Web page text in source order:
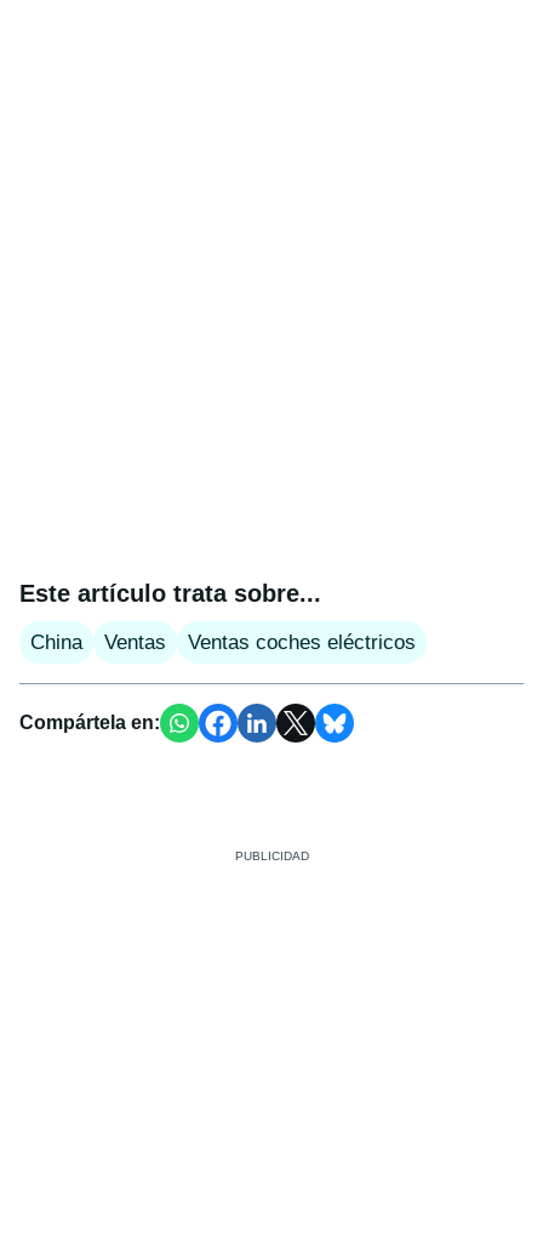
Este artículo trata sobre...
China Ventas Ventas coches eléctricos
Compártela en: